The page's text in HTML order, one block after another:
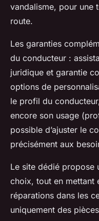
vandalisme, pour une
route.
Les garanties
du conducteur :
juridique et garantie
options de
le profil du
encore son usage
possible d’ajuster le
précisément aux
Le site dédié propose
choix, tout en mettant
réparations dans les
uniquement des